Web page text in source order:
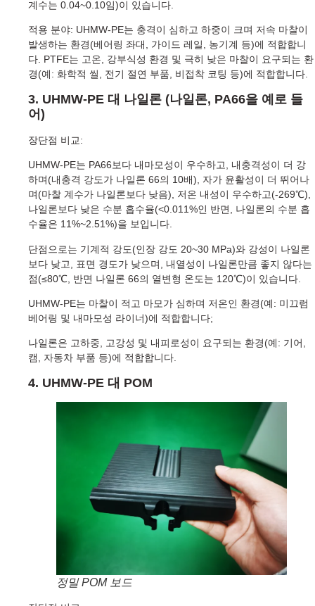
계수는 0.04~0.10임)이 있습니다.
적용 분야: UHMW-PE는 충격이 심하고 하중이 크며 저속 마찰이
발생하는 환경(베어링 좌대, 가이드 레일, 농기계 등)에 적합합니
다. PTFE는 고온, 강부식성 환경 및 극히 낮은 마찰이 요구되는 환
경(예: 화학적 씰, 전기 절연 부품, 비접착 코팅 등)에 적합합니다.
3. UHMW-PE 대 나일론 (나일론, PA66을 예로 들
어)
장단점 비교:
UHMW-PE는 PA66보다 내마모성이 우수하고, 내충격성이 더 강
하며(내충격 강도가 나일론 66의 10배), 자가 윤활성이 더 뛰어나
며(마찰 계수가 나일론보다 낮음), 저온 내성이 우수하고(-269℃),
나일론보다 낮은 수분 흡수율(<0.011%인 반면, 나일론의 수분 흡
수율은 11%~2.51%)을 보입니다.
단점으로는 기계적 강도(인장 강도 20~30 MPa)와 강성이 나일론
보다 낮고, 표면 경도가 낮으며, 내열성이 나일론만큼 좋지 않다는
점(≤80℃, 반면 나일론 66의 열변형 온도는 120℃)이 있습니다.
UHMW-PE는 마찰이 적고 마모가 심하며 저온인 환경(예: 미끄럼
베어링 및 내마모성 라이너)에 적합합니다;
나일론은 고하중, 고강성 및 내피로성이 요구되는 환경(예: 기어,
캠, 자동차 부품 등)에 적합합니다.
4. UHMW-PE 대 POM
정밀 POM 보드